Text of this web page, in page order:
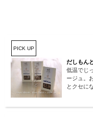
PICK UP
だしもん
低温でじ
ージュ。
とクセに